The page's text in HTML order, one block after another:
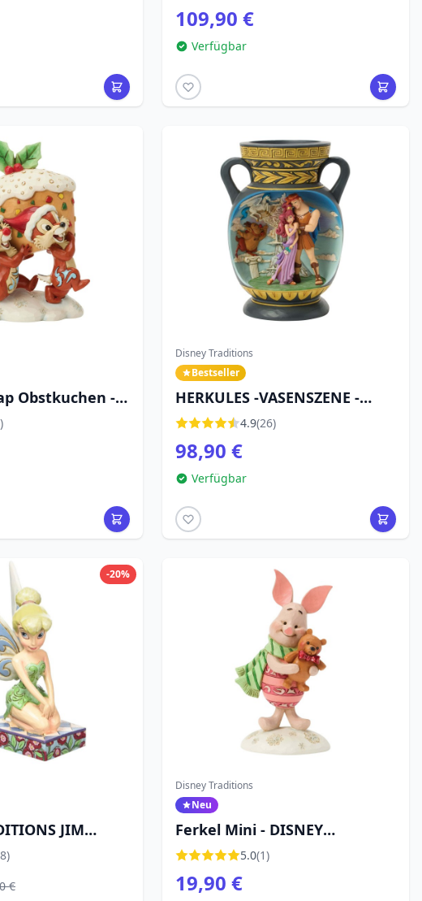
DISNEY TRADITIONS
109,90 €
Verfügbar
Obstkuchen -
Disney Traditions
Bestseller
HERKULES -VASENSZENE -
DISNEY TRADITIONS
4.9(26)
98,90 €
Verfügbar
-20%
JIM
(11,5 cm)
€
Disney Traditions
Neu
Ferkel Mini - DISNEY
TRADITIONS
5.0(1)
19,90 €